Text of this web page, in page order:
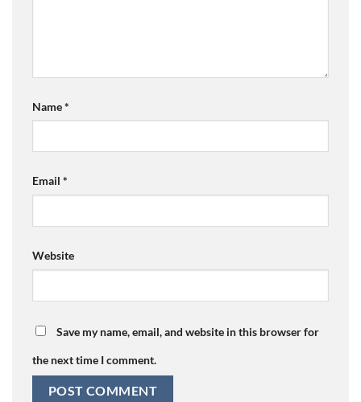
Name*
Email *
Website
Save my name, email, and website in this browser for
the next time I comment.